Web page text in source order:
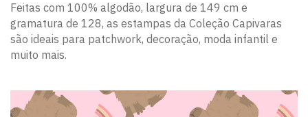
Feitas com 100% algodão, largura de 149 cm e
gramatura de 128, as estampas da Coleção Capivaras
são ideais para patchwork, decoração, moda infantil e
muito mais.